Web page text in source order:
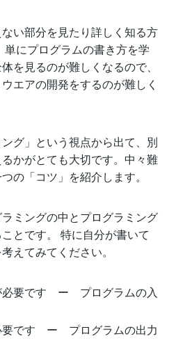
い部分を見たり詳しく知る方
にプログラムの書き方を学
を見るのが難しくなるので、
エアの開発をするのが難しく
グ」という視点から出て、別
かがとても大切です。中々難
の「コツ」を紹介します。
ミングの中とプログラミング
とです。 特に自分が書いて
えてみてください。
必要です ー プログラムの入
要です ー プログラムの出力